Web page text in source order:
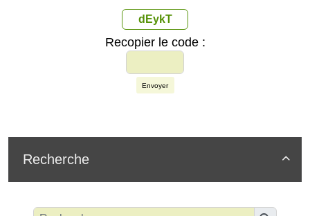
dEykT
Recopier le code :
Envoyer

Recherche